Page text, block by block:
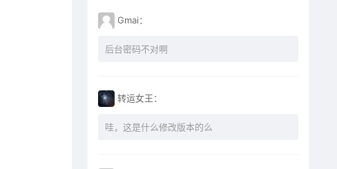
Gmai：
后台密码不对啊
转运女王：
哇，这是什么修改版本的么